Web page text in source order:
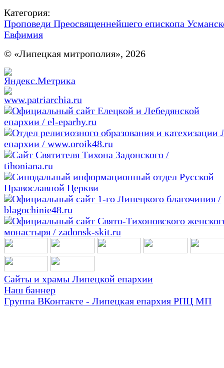
Категория:
Проповеди Преосвященнейшего епископа
Евфимия
© «Липецкая митрополия», 2026
Сайты и храмы Липецкой епархии
Наш баннер
Группа ВКонтакте - Липецкая епархия РПЦ МП